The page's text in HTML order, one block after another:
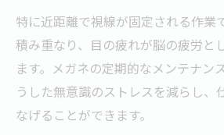
メガネのフィッティング調
り戻す方法
千葉メガネ値段とメンテ
較
特に近距離で視線が固定される作業
積み重なり、目の疲れが脳の疲労と
ます。メガネの定期的なメンテナン
うした無意識のストレスを減らし、
なげることができます。